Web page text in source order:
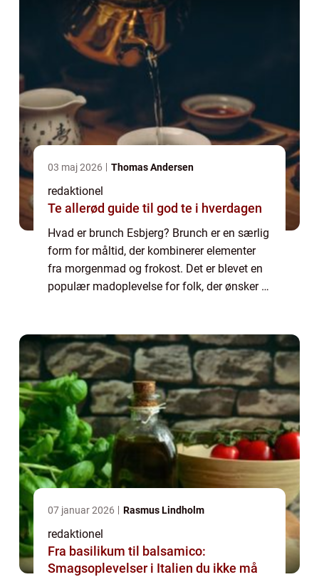
03 maj 2026 Thomas Andersen
redaktionel
Te allerød guide til god te i hverdagen
Hvad er brunch Esbjerg? Brunch er en særlig
form for måltid, der kombinerer elementer
fra morgenmad og frokost. Det er blevet en
populær madoplevelse for folk, der ønsker at
07 januar 2026 Rasmus Lindholm
redaktionel
Fra basilikum til balsamico:
Smagsoplevelser i Italien du ikke må